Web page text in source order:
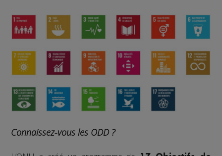
Connaissez-vous les ODD ?